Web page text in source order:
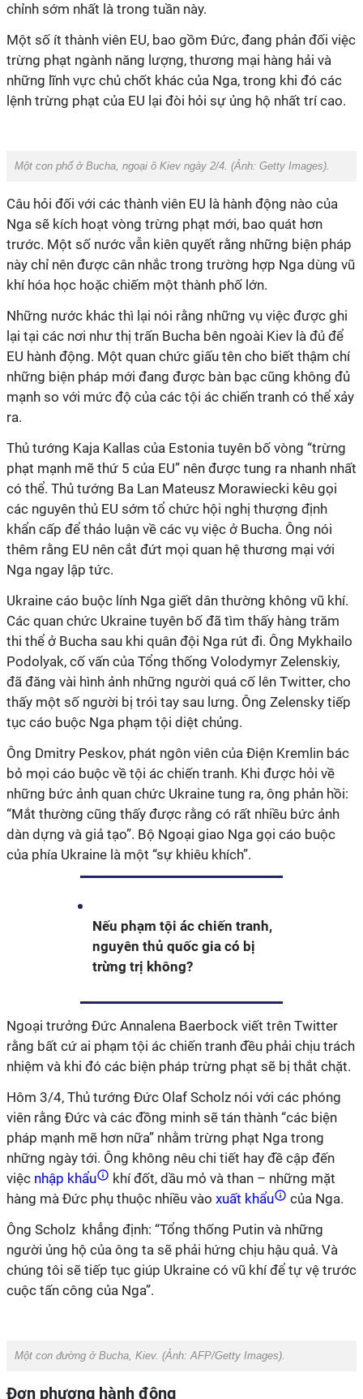
chỉnh sớm nhất là trong tuần này.
Một số ít thành viên EU, bao gồm Đức, đang phản đối việc
trừng phạt ngành năng lượng, thương mại hàng hải và
những lĩnh vực chủ chốt khác của Nga, trong khi đó các
lệnh trừng phạt của EU lại đòi hỏi sự ủng hộ nhất trí cao.
Một con phố ở Bucha, ngoại ô Kiev ngày 2/4. (Ảnh: Getty Images).
Câu hỏi đối với các thành viên EU là hành động nào của
Nga sẽ kích hoạt vòng trừng phạt mới, bao quát hơn
trước. Một số nước vẫn kiên quyết rằng những biện pháp
này chỉ nên được cân nhắc trong trường hợp Nga dùng vũ
khí hóa học hoặc chiếm một thành phố lớn.
Những nước khác thì lại nói rằng những vụ việc được ghi
lại tại các nơi như thị trấn Bucha bên ngoài Kiev là đủ để
EU hành động. Một quan chức giấu tên cho biết thậm chí
những biện pháp mới đang được bàn bạc cũng không đủ
mạnh so với mức độ của các tội ác chiến tranh có thể xảy
ra.
Thủ tướng Kaja Kallas của Estonia tuyên bố vòng “trừng
phạt mạnh mẽ thứ 5 của EU” nên được tung ra nhanh nhất
có thể. Thủ tướng Ba Lan Mateusz Morawiecki kêu gọi
các nguyên thủ EU sớm tổ chức hội nghị thượng định
khẩn cấp để thảo luận về các vụ việc ở Bucha. Ông nói
thêm rằng EU nên cắt đứt mọi quan hệ thương mại với
Nga ngay lập tức.
Ukraine cáo buộc lính Nga giết dân thường không vũ khí.
Các quan chức Ukraine tuyên bố đã tìm thấy hàng trăm
thi thể ở Bucha sau khi quân đội Nga rút đi. Ông Mykhailo
Podolyak, cố vấn của Tổng thống Volodymyr Zelenskiy,
đã đăng vài hình ảnh những người quá cố lên Twitter, cho
thấy một số người bị trói tay sau lưng. Ông Zelensky tiếp
tục cáo buộc Nga phạm tội diệt chủng.
Ông Dmitry Peskov, phát ngôn viên của Điện Kremlin bác
bỏ mọi cáo buộc về tội ác chiến tranh. Khi được hỏi về
những bức ảnh quan chức Ukraine tung ra, ông phản hồi:
“Mắt thường cũng thấy được rằng có rất nhiều bức ảnh
dàn dựng và giả tạo”. Bộ Ngoại giao Nga gọi cáo buộc
của phía Ukraine là một “sự khiêu khích”.
Nếu phạm tội ác chiến tranh,
nguyên thủ quốc gia có bị
trừng trị không?
Ngoại trưởng Đức Annalena Baerbock viết trên Twitter
rằng bất cứ ai phạm tội ác chiến tranh đều phải chịu trách
nhiệm và khi đó các biện pháp trừng phạt sẽ bị thắt chặt.
Hôm 3/4, Thủ tướng Đức Olaf Scholz nói với các phóng
viên rằng Đức và các đồng minh sẽ tán thành “các biện
pháp mạnh mẽ hơn nữa” nhằm trừng phạt Nga trong
những ngày tới. Ông không nêu chi tiết hay đề cập đến
việc nhập khẩu
khí đốt, dầu mỏ và than – những mặt
hàng mà Đức phụ thuộc nhiều vào xuất khẩu
của Nga.
Ông Scholz khẳng định: “Tổng thống Putin và những
người ủng hộ của ông ta sẽ phải hứng chịu hậu quả. Và
chúng tôi sẽ tiếp tục giúp Ukraine có vũ khí để tự vệ trước
cuộc tấn công của Nga”.
Một con đường ở Bucha, Kiev. (Ảnh: AFP/Getty Images).
Đơn phương hành động